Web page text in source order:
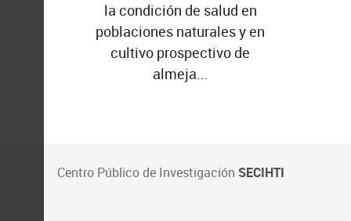
la condición de salud en
poblaciones naturales y en
cultivo prospectivo de
almeja...
Centro Público de Investigación SECIHTI